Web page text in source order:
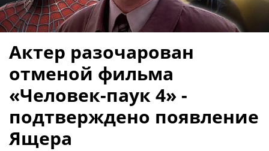
Актер разочарован
отменой фильма
«Человек-паук 4» -
подтверждено появление
Ящера